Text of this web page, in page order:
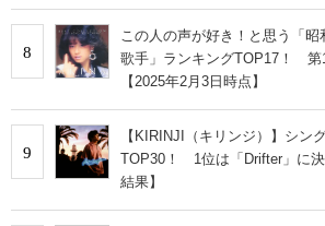
8
この人の声が好き！と思う「昭
歌手」ランキングTOP17！ 第
【2025年2月3日時点】
9
【KIRINJI（キリンジ）】シン
TOP30！ 1位は「Drifter」に
結果】